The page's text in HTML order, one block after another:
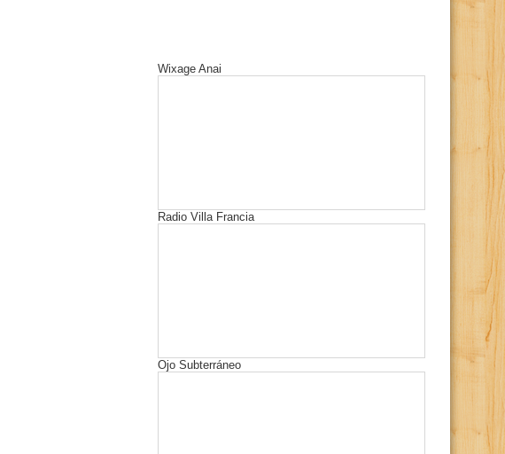
Wixage Anai
Radio Villa Francia
Ojo Subterráneo